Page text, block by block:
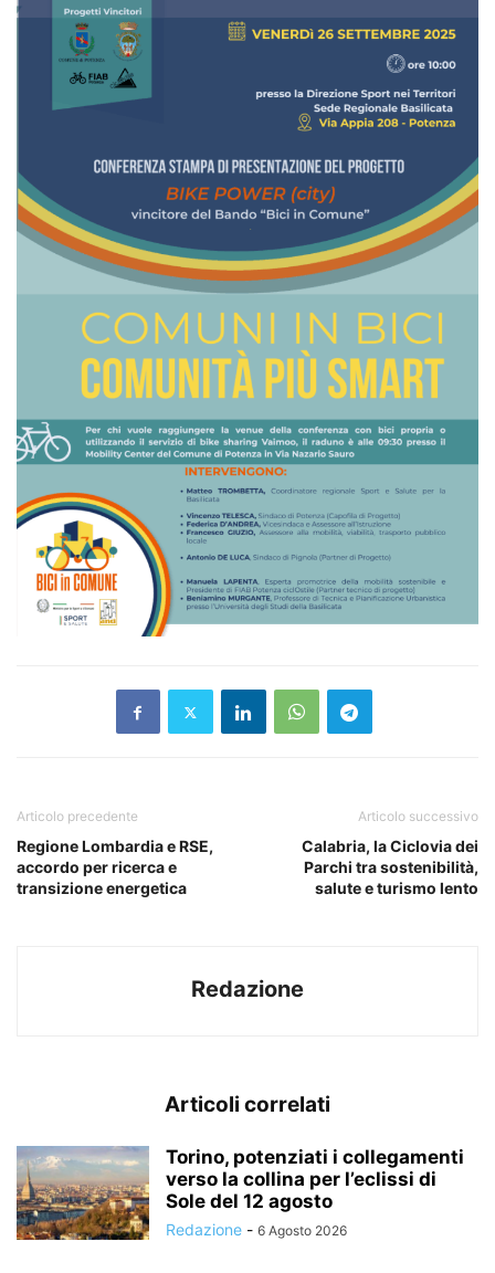
Articolo precedente
Regione Lombardia e RSE,
accordo per ricerca e
transizione energetica
Articolo successivo
Calabria, la Ciclovia dei
Parchi tra sostenibilità,
salute e turismo lento
Redazione
Articoli correlati
Torino, potenziati i collegamenti
verso la collina per l’eclissi di
Sole del 12 agosto
Redazione - 6 Agosto 2026